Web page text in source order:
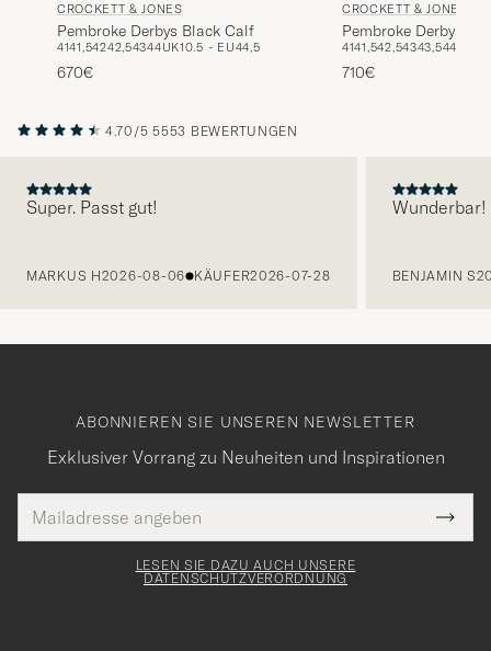
CROCKETT & JONES
Pembroke Derbys Black Calf
4141,54242,54344UK10.5 - EU44,5
670€
CROCKETT & JONES
Pembroke Derbys
Calf
4141,542,54343,544
710€
4.70/5 5553 BEWERTUNGEN
Super. Passt gut!
MARKUS H2026-08-06 KÄUFER2026-07-28
Wunderbar!
BENJAMIN S
ABONNIEREN SIE UNSEREN NEWSLETTER
Exklusiver Vorrang zu Neuheiten und Inspirationen
Mail
Adresse
Tack
för
LESEN SIE DAZU AUCH UNSERE
DATENSCHUTZVERORDNUNG